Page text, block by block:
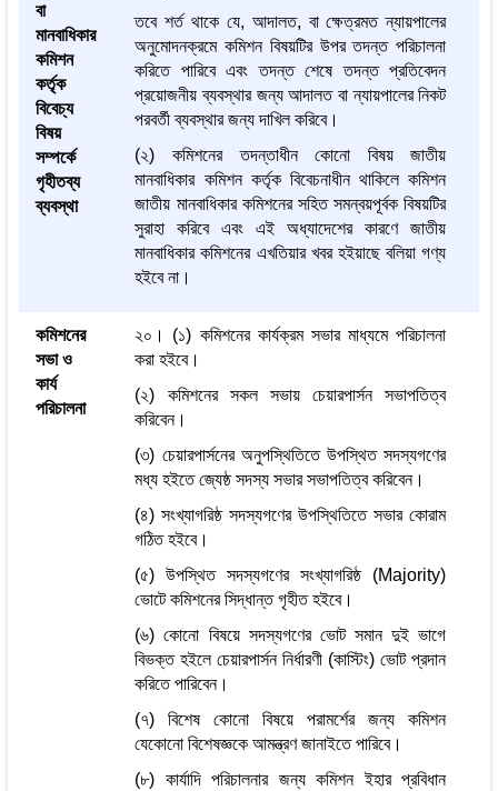
বা
মানবাধিকার
কমিশন
কর্তৃক
বিবেচ্য
বিষয়
সম্পর্কে
গৃহীতব্য
ব্যবস্থা
তবে শর্ত থাকে যে, আদালত, বা ক্ষেত্রমত ন্যায়পালের
অনুমোদনক্রমে কমিশন বিষয়টির উপর তদন্ত পরিচালনা
করিতে পারিবে এবং তদন্ত শেষে তদন্ত প্রতিবেদন
প্রয়োজনীয় ব্যবস্থার জন্য আদালত বা ন্যায়পালের নিকট
পরবর্তী ব্যবস্থার জন্য দাখিল করিবে।
(২) কমিশনের তদন্তাধীন কোনো বিষয় জাতীয়
মানবাধিকার কমিশন কর্তৃক বিবেচনাধীন থাকিলে কমিশন
জাতীয় মানবাধিকার কমিশনের সহিত সমন্বয়পূর্বক বিষয়টির
সুরাহা করিবে এবং এই অধ্যাদেশের কারণে জাতীয়
মানবাধিকার কমিশনের এখতিয়ার খবর হইয়াছে বলিয়া গণ্য
হইবে না।
কমিশনের
সভা ও
কার্য
পরিচালনা
২০। (১) কমিশনের কার্যক্রম সভার মাধ্যমে পরিচালনা
করা হইবে।
(২) কমিশনের সকল সভায় চেয়ারপার্সন সভাপতিত্ব
করিবেন।
(৩) চেয়ারপার্সনের অনুপস্থিতিতে উপস্থিত সদস্যগণের
মধ্য হইতে জ্যেষ্ঠ সদস্য সভার সভাপতিত্ব করিবেন।
(৪) সংখ্যাগরিষ্ঠ সদস্যগণের উপস্থিতিতে সভার কোরাম
গঠিত হইবে।
(৫) উপস্থিত সদস্যগণের সংখ্যাগরিষ্ঠ (Majority)
ভোটে কমিশনের সিদ্ধান্ত গৃহীত হইবে।
(৬) কোনো বিষয়ে সদস্যগণের ভোট সমান দুই ভাগে
বিভক্ত হইলে চেয়ারপার্সন নির্ধারণী (কাস্টিং) ভোট প্রদান
করিতে পারিবেন।
(৭) বিশেষ কোনো বিষয়ে পরামর্শের জন্য কমিশন
যেকোনো বিশেষজ্ঞকে আমন্ত্রণ জানাইতে পারিবে।
(৮) কার্যাদি পরিচালনার জন্য কমিশন ইহার প্রবিধান